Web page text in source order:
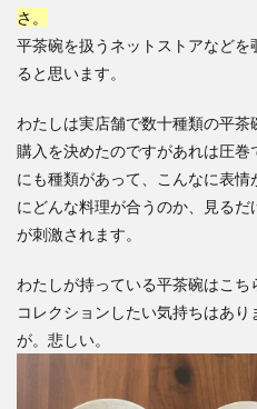
さ。
平茶碗を扱うネットストアなど
ると思います。
わたしは実店舗で数十種類の平茶
購入を決めたのですがあれは圧
にも種類があって、こんなに表
にどんな料理が合うのか、見る
が刺激されます。
わたしが持っている平茶碗はこち
コレクションしたい気持ちはあ
が。悲しい。